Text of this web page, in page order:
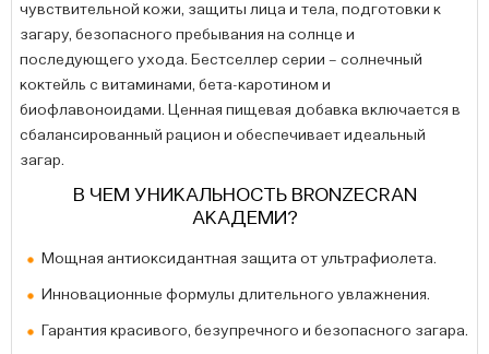
чувствительной кожи, защиты лица и тела, подготовки к
загару, безопасного пребывания на солнце и
последующего ухода. Бестселлер серии – солнечный
коктейль с витаминами, бета-каротином и
биофлавоноидами. Ценная пищевая добавка включается в
сбалансированный рацион и обеспечивает идеальный
загар.
В ЧЕМ УНИКАЛЬНОСТЬ BRONZECRAN
АКАДЕМИ?
Мощная антиоксидантная защита от ультрафиолета.
Инновационные формулы длительного увлажнения.
Гарантия красивого, безупречного и безопасного загара.